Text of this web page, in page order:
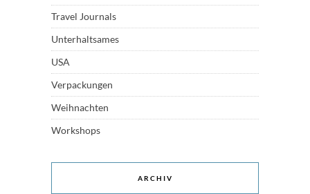
Travel Journals
Unterhaltsames
USA
Verpackungen
Weihnachten
Workshops
ARCHIV